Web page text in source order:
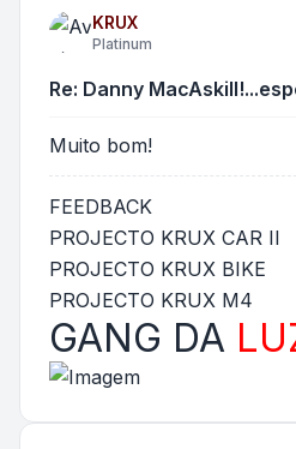
KRUX
Platinum
Re: Danny
Muito bom!
FEEDBACK
PROJECTO KRUX CAR II
PROJECTO KRUX BIKE
PROJECTO KRUX M4
GANG DA